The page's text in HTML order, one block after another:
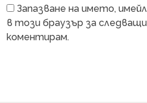
Запазване на името,
в този браузър за
коментирам.